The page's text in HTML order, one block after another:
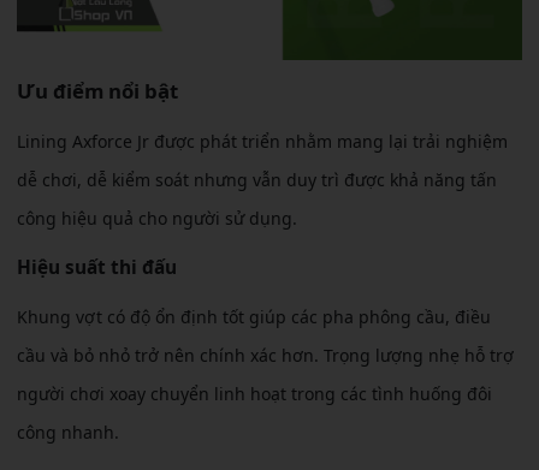
Ưu điểm nổi bật
Lining Axforce Jr được phát triển nhằm mang lại trải nghiệm
dễ chơi, dễ kiểm soát nhưng vẫn duy trì được khả năng tấn
công hiệu quả cho người sử dụng.
Hiệu suất thi đấu
Khung vợt có độ ổn định tốt giúp các pha phông cầu, điều
cầu và bỏ nhỏ trở nên chính xác hơn. Trọng lượng nhẹ hỗ trợ
người chơi xoay chuyển linh hoạt trong các tình huống đôi
công nhanh.